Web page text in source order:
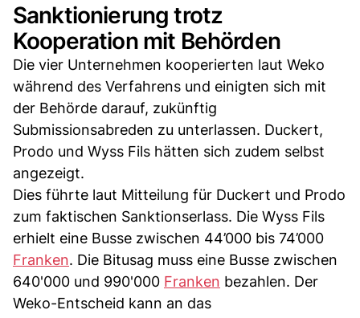
Sanktionierung trotz
Kooperation mit Behörden
Die vier Unternehmen kooperierten laut Weko
während des Verfahrens und einigten sich mit
der Behörde darauf, zukünftig
Submissionsabreden zu unterlassen. Duckert,
Prodo und Wyss Fils hätten sich zudem selbst
angezeigt.
Dies führte laut Mitteilung für Duckert und Prodo
zum faktischen Sanktionserlass. Die Wyss Fils
erhielt eine Busse zwischen 44’000 bis 74’000
Franken. Die Bitusag muss eine Busse zwischen
640'000 und 990'000 Franken bezahlen. Der
Weko-Entscheid kann an das